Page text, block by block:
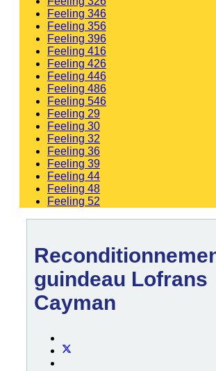
Feeling 346
Feeling 356
Feeling 396
Feeling 416
Feeling 426
Feeling 446
Feeling 486
Feeling 546
Feeling 29
Feeling 30
Feeling 32
Feeling 36
Feeling 39
Feeling 44
Feeling 48
Feeling 52
guindeau Lofrans
Cayman